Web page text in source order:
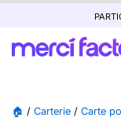
🏠 / Carterie / Carte